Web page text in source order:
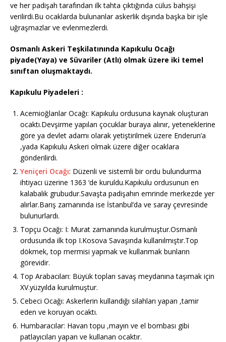
ve her padişah tarafından ilk tahta çıktığında cülus bahşişi
verilirdi.Bu ocaklarda bulunanlar askerlik dışında başka bir işle
uğraşmazlar ve evlenmezlerdi.
Osmanlı Askeri Teşkilatınında Kapıkulu Ocağı
piyade(Yaya) ve Süvariler (Atlı) olmak üzere iki temel
sınıftan oluşmaktaydı.
Kapıkulu Piyadeleri :
Acemioğlanlar Ocağı: Kapıkulu ordusuna kaynak oluşturan
ocaktı.Devşirme yapılan çocuklar buraya alınır, yeteneklerine
göre ya devlet adamı olarak yetiştirilmek üzere Enderun’a
,yada Kapıkulu Askeri olmak üzere diğer ocaklara
gönderilirdi.
Yeniçeri Ocağı: Düzenli ve sistemli bir ordu bulundurma
ihtiyacı üzerine 1363 ‘de kuruldu.Kapıkulu ordusunun en
kalabalık grubudur.Savaşta padişahın emrinde merkezde yer
alırlar.Barış zamanında ise İstanbul’da ve saray çevresinde
bulunurlardı.
Topçu Ocağı: I: Murat zamanında kurulmuştur.Osmanlı
ordusunda ilk top I.Kosova Savaşında kullanılmıştır.Top
dökmek, top mermisi yapmak ve kullanmak bunların
görevidir.
Top Arabacıları: Büyük topları savaş meydanına taşımak için
XV.yüzyılda kurulmuştur.
Cebeci Ocağı: Askerlerin kullandığı silahları yapan ,tamir
eden ve koruyan ocaktı.
Humbaracılar: Havan topu ,mayın ve el bombası gibi
patlayıcıları yapan ve kullanan ocaktır.